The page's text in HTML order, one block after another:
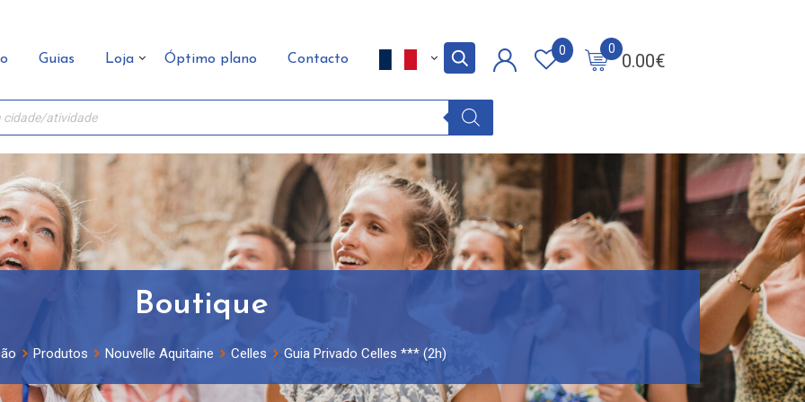
Guias Loja Óptimo plano Contacto 0.00€
0
0
Boutique
Produtos Nouvelle Aquitaine Celles Guia Privado Celles *** (2h)